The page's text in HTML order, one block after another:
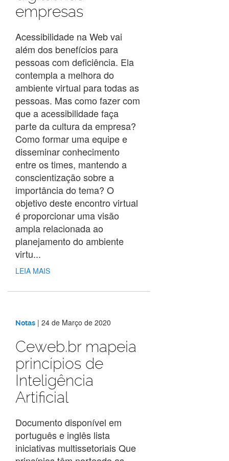
empresas
Acessibilidade na Web vai
além dos benefícios para
pessoas com deficiência. Ela
contempla a melhora do
ambiente virtual para todas as
pessoas. Mas como fazer com
que a acessibilidade faça
parte da cultura da empresa?
Como formar uma equipe e
disseminar conhecimento
entre os times, mantendo a
conscientização sobre a
importância do tema? O
objetivo deste encontro virtual
é proporcionar uma visão
ampla relacionada ao
planejamento do ambiente
virtu...
LEIA MAIS
Notas | 24 de Março de 2020
Ceweb.br mapeia
princípios de
Inteligência
Artificial
Documento disponível em
português e inglês lista
iniciativas multissetoriais Que